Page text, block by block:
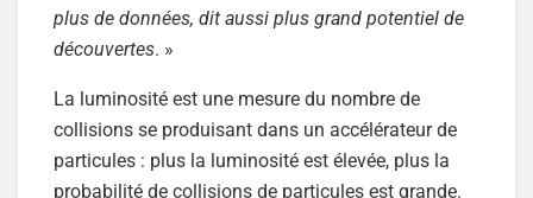
plus de données, dit aussi plus grand potentiel de
découvertes. »
La luminosité est une mesure du nombre de
collisions se produisant dans un accélérateur de
particules : plus la luminosité est élevée, plus la
probabilité de collisions de particules est grande.